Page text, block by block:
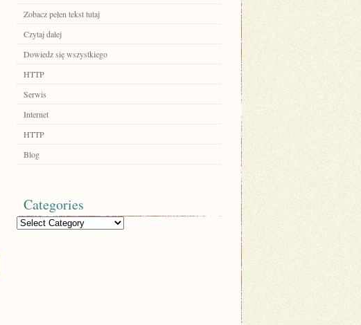
Zobacz pełen tekst tutaj
Czytaj dalej
Dowiedz się wszystkiego
HTTP
Serwis
Internet
HTTP
Blog
Categories
Categories